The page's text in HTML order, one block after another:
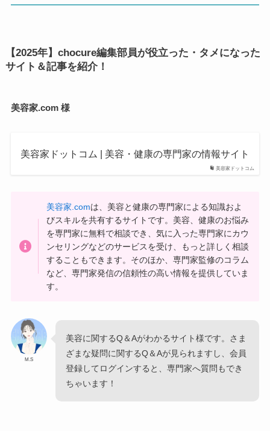
【2025年】chocure編集部員が役立った・タメになった
サイト＆記事を紹介！
美容家.com 様
美容家ドットコム
美容家ドットコム | 美容・健康の専門家の情報サイト
美容家.comは、美容と健康の専門家による知識およ
びスキルを共有するサイトです。美容、健康のお悩み
を専門家に無料で相談でき、気に入った専門家にカウ
ンセリングなどのサービスを受け、もっと詳しく相談
することもできます。そのほか、専門家監修のコラム
など、専門家発信の信頼性の高い情報を提供していま
す。
M.S
美容に関するQ＆Aがわかるサイト様です。さま
ざまな疑問に関するQ＆Aが見られますし、会員
登録してログインすると、専門家へ質問もでき
ちゃいます！